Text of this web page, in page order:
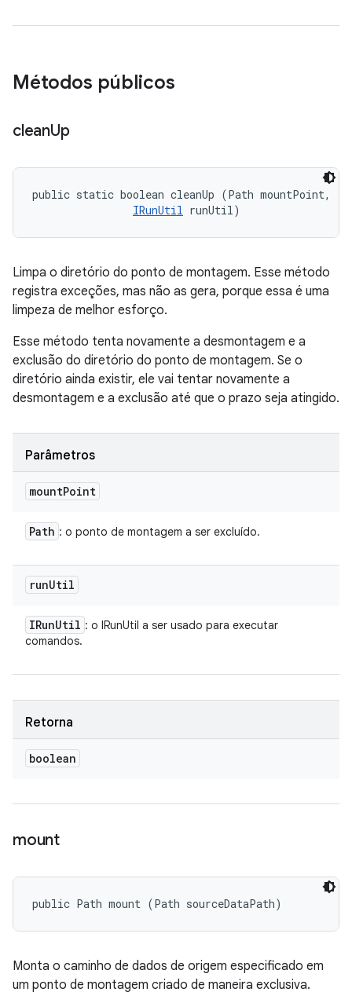
Métodos públicos
cleanUp
public static boolean cleanUp (Path mountPoint,
IRunUtil runUtil)
Limpa o diretório do ponto de montagem. Esse método
registra exceções, mas não as gera, porque essa é uma
limpeza de melhor esforço.
Esse método tenta novamente a desmontagem e a
exclusão do diretório do ponto de montagem. Se o
diretório ainda existir, ele vai tentar novamente a
desmontagem e a exclusão até que o prazo seja atingido.
Parâmetros
mountPoint
Path : o ponto de montagem a ser excluído.
runUtil
IRunUtil : o IRunUtil a ser usado para executar
comandos.
Retorna
boolean
mount
public Path mount (Path sourceDataPath)
Monta o caminho de dados de origem especificado em
um ponto de montagem criado de maneira exclusiva.